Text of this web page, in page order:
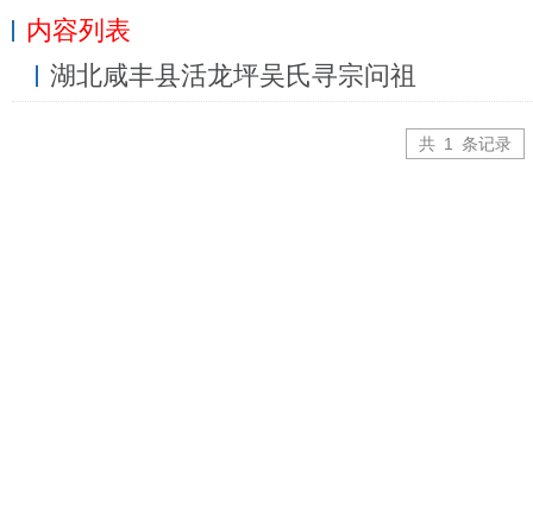
内容列表
湖北咸丰县活龙坪吴氏寻宗问祖
共 1 条记录